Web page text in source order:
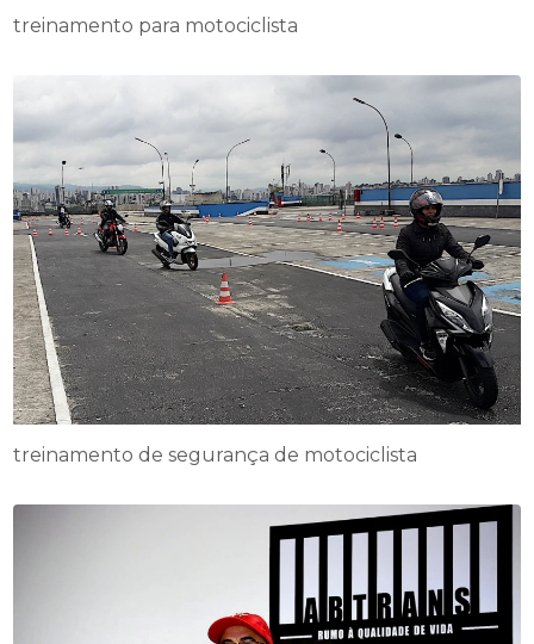
treinamento para motociclista
treinamento de segurança de motociclista